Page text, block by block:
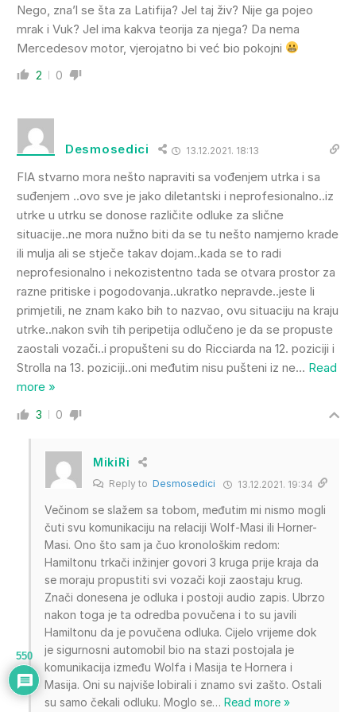
Nego, zna’l se šta za Latifija? Jel taj živ? Nije ga pojeo
mrak i Vuk? Jel ima kakva teorija za njega? Da nema
Mercedesov motor, vjerojatno bi već bio pokojni
2 0
Desmosedici 13.12.2021. 18:13
FIA stvarno mora nešto napraviti sa vođenjem utrka i sa
suđenjem ..ovo sve je jako diletantski i neprofesionalno..iz
utrke u utrku se donose različite odluke za slične
situacije..ne mora nužno biti da se tu nešto namjerno krade
ili mulja ali se stječe takav dojam..kada se to radi
neprofesionalno i nekozistentno tada se otvara prostor za
razne pritiske i pogodovanja..ukratko nepravde..jeste li
primjetili, ne znam kako bih to nazvao, ovu situaciju na kraju
utrke..nakon svih tih peripetija odlučeno je da se propuste
zaostali vozači..i propušteni su do Ricciarda na 12. poziciji i
Strolla na 13. poziciji..oni međutim nisu pušteni iz ne… Read
more »
3 0
MikiRi
Reply to Desmosedici 13.12.2021. 19:34
Večinom se slažem sa tobom, međutim mi nismo mogli
čuti svu komunikaciju na relaciji Wolf-Masi ili Horner-
Masi. Ono što sam ja čuo kronološkim redom:
Hamiltonu trkači inžinjer govori 3 kruga prije kraja da
se moraju propustiti svi vozači koji zaostaju krug.
Znači donesena je odluka i postoji audio zapis. Ubrzo
nakon toga je ta odredba povučena i to su javili
Hamiltonu da je povučena odluka. Cijelo vrijeme dok
je sigurnosni automobil bio na stazi postojala je
komunikacija između Wolfa i Masija te Hornera i
Masija. Oni su najviše lobirali i znamo svi zašto. Ostali
su samo čekali odluku. Moglo se… Read more »
550